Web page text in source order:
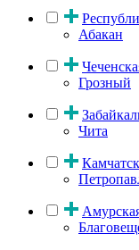
Абакан
Грозный
Чита